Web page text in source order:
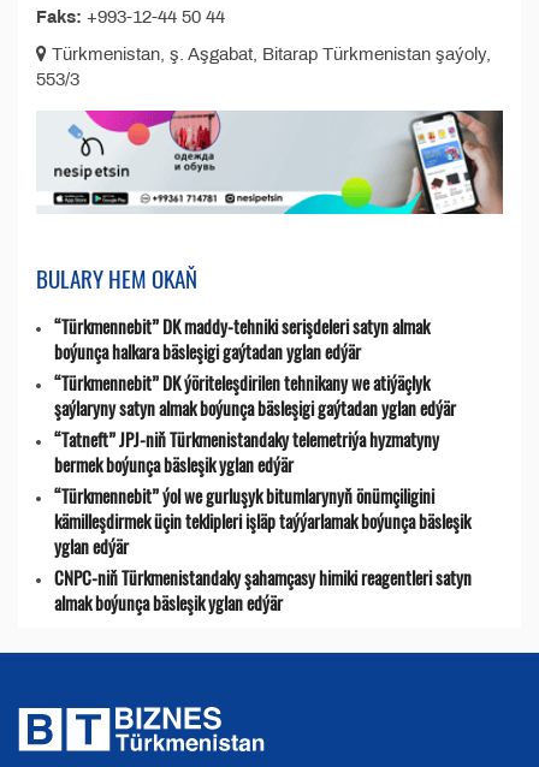
Faks: +993-12-44 50 44
Türkmenistan, ş. Aşgabat, Bitarap Türkmenistan şaýoly,
553/3
BULARY HEM OKAŇ
“Türkmennebit” DK maddy-tehniki serişdeleri satyn almak
boýunça halkara bäsleşigi gaýtadan yglan edýär
“Türkmennebit” DK ýöriteleşdirilen tehnikany we atiýäçlyk
şaýlaryny satyn almak boýunça bäsleşigi gaýtadan yglan edýär
“Tatneft” JPJ-niň Türkmenistandaky telemetriýa hyzmatyny
bermek boýunça bäsleşik yglan edýär
“Türkmennebit” ýol we gurluşyk bitumlarynyň önümçiligini
kämilleşdirmek üçin teklipleri işläp taýýarlamak boýunça bäsleşik
yglan edýär
CNPC-niň Türkmenistandaky şahamçasy himiki reagentleri satyn
almak boýunça bäsleşik yglan edýär